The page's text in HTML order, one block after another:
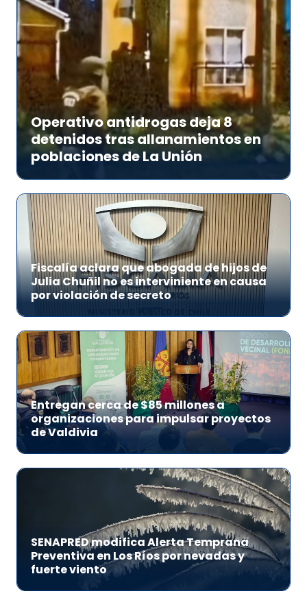
Operativo antidrogas deja 8
detenidos tras allanamientos en
poblaciones de La Unión
Fiscalía aclara que abogada de hijos de
Julia Chuñil no es interviniente en causa
por violación de secreto
Entregan cerca de $85 millones a
organizaciones para impulsar proyectos
de Valdivia
SENAPRED modifica Alerta Temprana
Preventiva en Los Ríos por nevadas y
fuerte viento